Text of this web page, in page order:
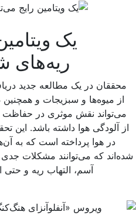
یک
ریه‌های
از میوه‌ها و سبزیجات و
می‌تواند نقش موثری در حفاظت
از آلودگی هوا داشته باشد. این
شده‌اند که می‌توانند مشکلات جدی
آسم، التهاب ریه و